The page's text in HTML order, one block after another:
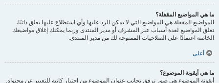
ما هي المواضيع المقفلة؟
المواضيع المقفلة هي المواضيع التي لا يمكن الرد عليها وأي استطلاع عليها يغلق ذاتيًا،
تغلق المواضيع لعدة أسباب عبر المشرف أو مدير المنتدى وربما يمكنك إغلاق مواضيعك
الخاصة اعتمادًا على الصلاحيات الممنوحة لك من مدير المنتدى.
أعلى
ما هي أيقونة الموضوع؟
أيقونة الموضوع هي صور ترفق بجانب عنوان الموضوع من اختيار كاتبه للتعبير عن محتواه.